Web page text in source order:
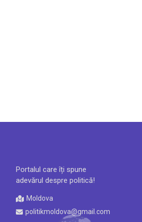
Portalul care îți spune
adevărul despre politică!
Moldova
politikmoldova@gmail.com